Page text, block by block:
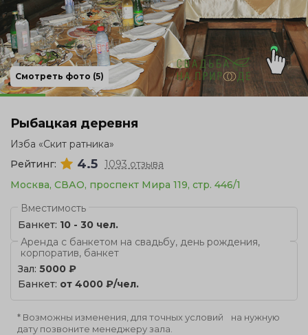
Выпускной
Корпоратив
Смотреть фото (5)
Рыбацкая деревня
Изба «Скит ратника»
Рейтинг:
4.5 1093 отзыва
Москва, СВАО, проспект Мира 119, стр. 446/1
Вместимость
Банкет: 10 - 30 чел.
Аренда с банкетом на свадьбу, день рождения,
корпоратив, банкет
Зал: 5000 ₽
Банкет: от 4000 ₽/чел.
* Возможны изменения, для точных условий на нужную
дату позвоните менеджеру зала.